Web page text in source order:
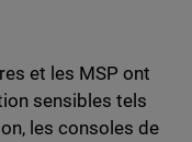
et les MSP ont
sensibles tels
les consoles de